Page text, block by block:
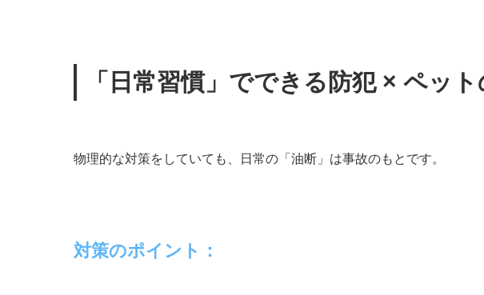
「日常習慣」でできる防犯 × ペッ
物理的な対策をしていても、日常の「油断」は事故のもとです。
対策のポイント：